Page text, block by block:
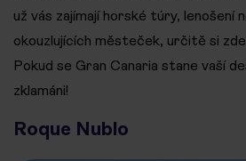
už vás zajímají horské túry, lenošení
okouzlujících městeček, určitě si
Pokud se Gran Canaria stane vaší
zklamáni!
Roque Nublo